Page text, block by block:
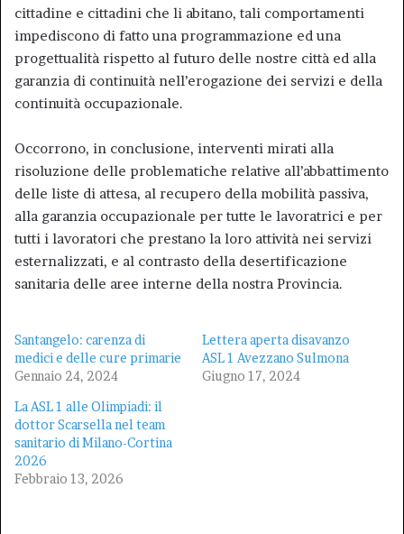
cittadine e cittadini che li abitano, tali comportamenti
impediscono di fatto una programmazione ed una
progettualità rispetto al futuro delle nostre città ed alla
garanzia di continuità nell’erogazione dei servizi e della
continuità occupazionale.
Occorrono, in conclusione, interventi mirati alla
risoluzione delle problematiche relative all’abbattimento
delle liste di attesa, al recupero della mobilità passiva,
alla garanzia occupazionale per tutte le lavoratrici e per
tutti i lavoratori che prestano la loro attività nei servizi
esternalizzati, e al contrasto della desertificazione
sanitaria delle aree interne della nostra Provincia.
Santangelo: carenza di
medici e delle cure primarie
Gennaio 24, 2024
Lettera aperta disavanzo
ASL 1 Avezzano Sulmona
Giugno 17, 2024
La ASL 1 alle Olimpiadi: il
dottor Scarsella nel team
sanitario di Milano-Cortina
2026
Febbraio 13, 2026